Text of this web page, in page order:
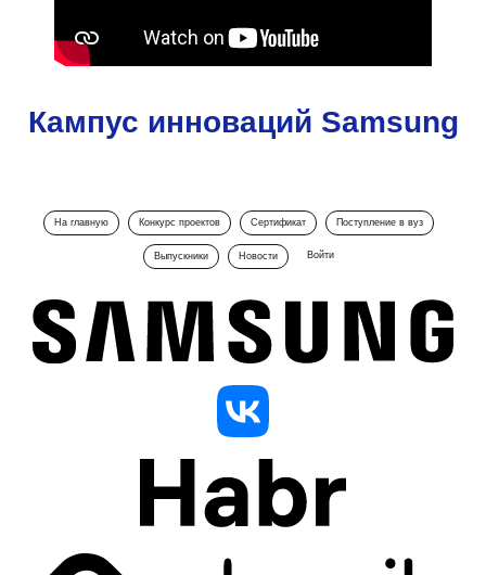
Кампус инноваций Samsung
На главную Конкурс проектов Сертификат Поступление в вуз
Выпускники Новости Войти